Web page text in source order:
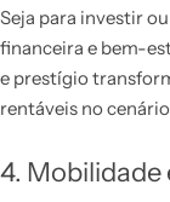
Seja para investir
financeira e bem-
e prestígio
rentáveis no
4. Mobilidade